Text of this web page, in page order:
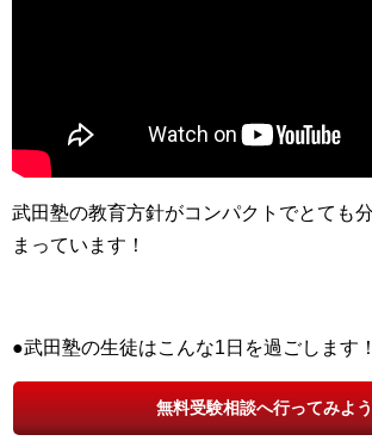
武田塾の教育方針がコンパクトでとても
まっています！
●武田塾の生徒はこんな1日を過ごします！
無料受験相談へ行ってみよ